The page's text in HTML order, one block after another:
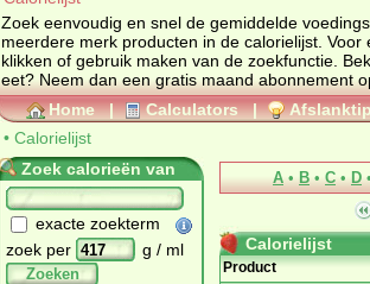
Zoek eenvoudig en snel de gemiddelde
meerdere merk producten in de calorielijst.
klikken of gebruik maken van de zoekfunctie.
eet? Neem dan een gratis maand abonnement
Home | Calculators |
• Calorielijst
Zoek calorieën van
exacte zoekterm
zoek per
g / ml
Zoeken
A • B • C • D •
Calorielijst
Product